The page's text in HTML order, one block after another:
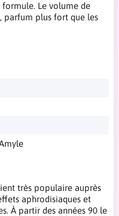
Le volume de
parfum plus fort que les
très populaire auprès
aphrodisiaques et
À partir des années 90 le